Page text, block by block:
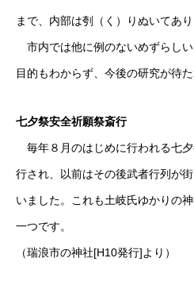
まで、内部は刳（く）りぬいてあり
市内では他に例のないめずらし
目的もわからず、今後の研究が待た
七夕祭安全祈願祭斎行
毎年８月のはじめに行われる七
行され、以前はその後武者行列が
いました。これも土岐氏ゆかりの
一つです。
（瑞浪市の神社[H10発行]より）